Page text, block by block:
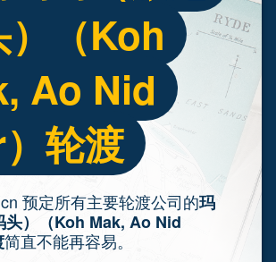
（Koh
Ao Nid
轮渡
预定所有主要轮渡公司的玛
头）（Koh Mak, Ao Nid
简直不能再容易。